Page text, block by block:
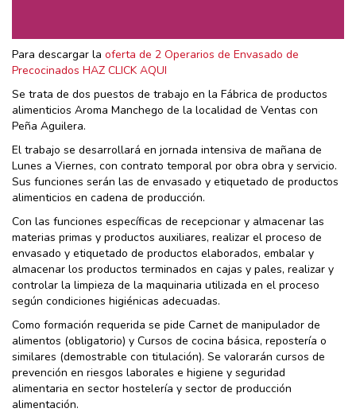
Para descargar la oferta de 2 Operarios de Envasado de
Precocinados HAZ CLICK AQUI
Se trata de dos puestos de trabajo en la Fábrica de productos
alimenticios Aroma Manchego de la localidad de Ventas con
Peña Aguilera.
El trabajo se desarrollará en jornada intensiva de mañana de
Lunes a Viernes, con contrato temporal por obra obra y servicio.
Sus funciones serán las de envasado y etiquetado de productos
alimenticios en cadena de producción.
Con las funciones específicas de recepcionar y almacenar las
materias primas y productos auxiliares, realizar el proceso de
envasado y etiquetado de productos elaborados, embalar y
almacenar los productos terminados en cajas y pales, realizar y
controlar la limpieza de la maquinaria utilizada en el proceso
según condiciones higiénicas adecuadas.
Como formación requerida se pide Carnet de manipulador de
alimentos (obligatorio) y Cursos de cocina básica, repostería o
similares (demostrable con titulación). Se valorarán cursos de
prevención en riesgos laborales e higiene y seguridad
alimentaria en sector hostelería y sector de producción
alimentación.